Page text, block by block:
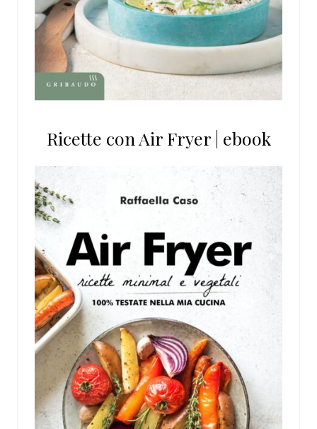
Ricette con Air Fryer | ebook